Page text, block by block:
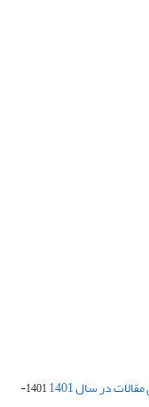
در سال 1401
1401-